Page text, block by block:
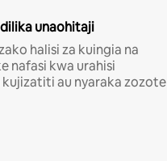
unaohitaji
halisi za kuingia na
nafasi kwa urahisi
au nyaraka zozote